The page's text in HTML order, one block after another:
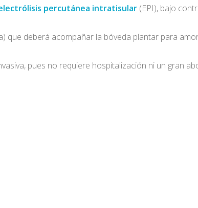
percutánea intratisular (EPI), bajo
que deberá acompañar la bóveda plantar para
pues no requiere hospitalización ni un gran